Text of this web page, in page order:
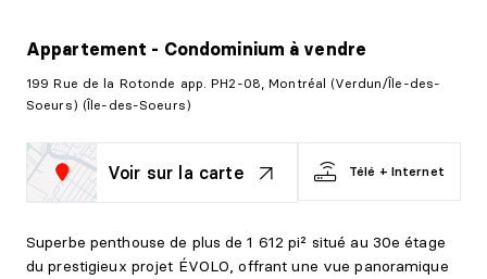
Appartement - Condominium à vendre
199 Rue de la Rotonde app. PH2-08, Montréal (Verdun/Île-des-
Soeurs) (Île-des-Soeurs)
Voir sur la carte Télé + Internet
Superbe penthouse de plus de 1 612 pi² situé au 30e étage
du prestigieux projet ÉVOLO, offrant une vue panoramique